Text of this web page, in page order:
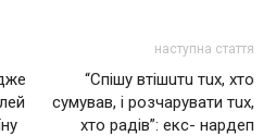
наступна стаття
“Спішу втішuтu тuх, хто
сумував, і розчарувати тuх,
хто радів”: екс- нардеп